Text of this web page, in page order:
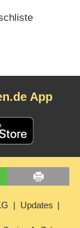
App
Updates